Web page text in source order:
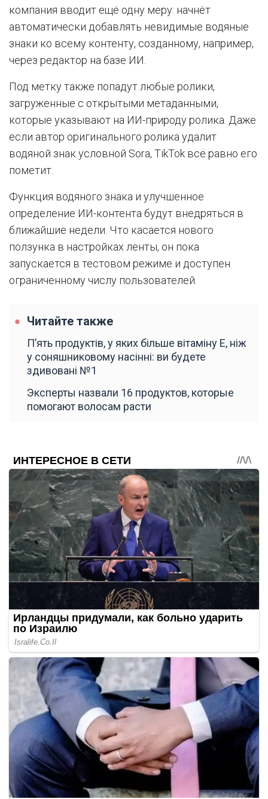
компания вводит ещё одну меру: начнёт
автоматически добавлять невидимые водяные
знаки ко всему контенту, созданному, например,
через редактор на базе ИИ.
Под метку также попадут любые ролики,
загруженные с открытыми метаданными,
которые указывают на ИИ-природу ролика. Даже
если автор оригинального ролика удалит
водяной знак условной Sora, TikTok всё равно его
пометит.
Функция водяного знака и улучшенное
определение ИИ-контента будут внедряться в
ближайшие недели. Что касается нового
ползунка в настройках ленты, он пока
запускается в тестовом режиме и доступен
ограниченному числу пользователей.
Читайте также
П’ять продуктів, у яких більше вітаміну Е, ніж
у соняшниковому насінні: ви будете
здивовані №1
Эксперты назвали 16 продуктов, которые
помогают волосам расти